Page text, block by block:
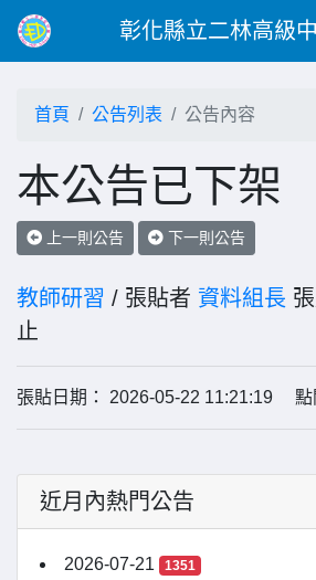
彰化縣立二林高級
首頁 公告列表 公告內容
本公告已下架
上一則公告 下一則公告
教師研習 / 張貼者 資料組長
止
張貼日期： 2026-05-22 11:21:19 點
近月內熱門公告
2026-07-21 1351